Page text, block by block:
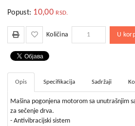
bebe
decu
Popust: 10,00 RSD.
Količina U
Opis Specifikacija Sadržaji
Mašina pogonjena motorom sa unutrašnjim
za sečenje drva.
- Antivibracijski sistem